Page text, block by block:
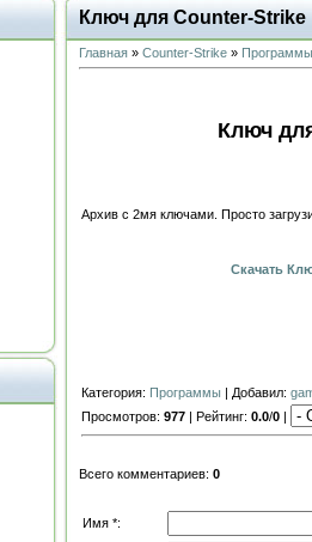
Ключ для Counter-
Главная » Counter-Strike » Программы
Ключ
Архив с 2мя ключами. Просто
Скачать
Категория: Программы | Добавил:
Просмотров: 977 | Рейтинг: 0.0/0 |
Всего комментариев: 0
Имя *: